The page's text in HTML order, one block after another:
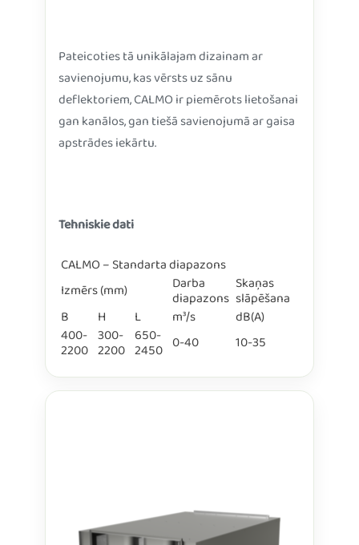
Pateicoties tā unikālajam dizainam ar
savienojumu, kas vērsts uz sānu
deflektoriem, CALMO ir piemērots lietošanai
gan kanālos, gan tiešā savienojumā ar gaisa
apstrādes iekārtu.
Tehniskie dati
CALMO – Standarta diapazons
Izmērs (mm)
Darba
diapazons
Skaņas
slāpēšana
B H L m³/s dB(A)
400-
2200
300-
2200
650-
2450 0-40 10-35